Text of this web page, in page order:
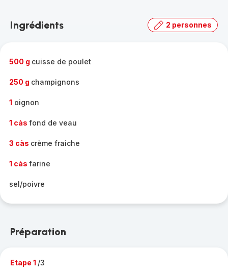
gamme
Ingrédients 2 personnes
500 g cuisse de poulet
250 g champignons
1 oignon
1 càs fond de veau
3 càs crème fraiche
1 càs farine
sel/poivre
Préparation
Etape 1 /3